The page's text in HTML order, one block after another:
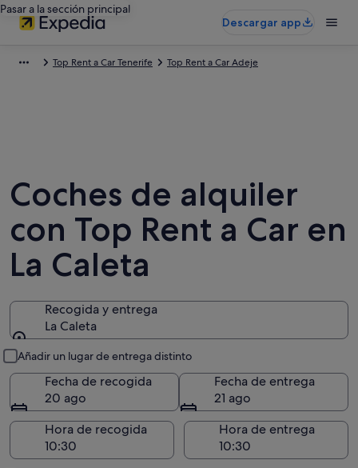
Pasar a la sección principal
Descargar app
Top Rent a Car Tenerife Top Rent a Car Adeje
Coches de alquiler
con Top Rent a Car en
La Caleta
Recogida y entrega
La Caleta
Añadir un lugar de entrega distinto
Fecha de recogida
20 ago
Fecha de entrega
21 ago
Hora de recogida
Hora de entrega